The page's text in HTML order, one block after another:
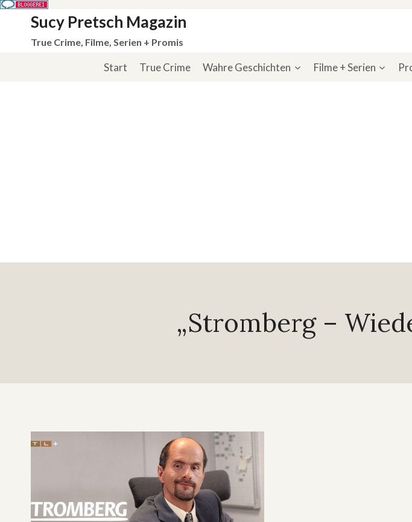
springen
Sucy Pretsch Magazin
True Crime, Filme, Serien + Promis
Start True Crime Wahre Geschichten Filme + Serien
„Stromberg –